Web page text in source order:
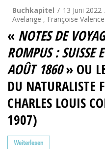
Buchkapitel 13 Juni 2022
Avelange , Françoise Valence
« NOTES DE
ROMPUS : SUISSE
AOÛT 1860» OU
DU NATURALISTE
CHARLES LOUIS
1907)
Weiterlesen